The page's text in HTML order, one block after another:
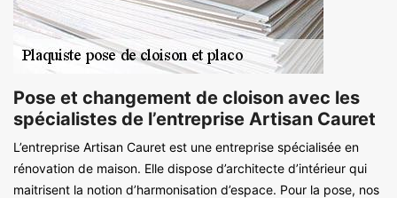
Pose et changement de cloison avec les
spécialistes de l’entreprise Artisan Cauret
L’entreprise Artisan Cauret est une entreprise spécialisée en
rénovation de maison. Elle dispose d’architecte d’intérieur qui
maitrisent la notion d’harmonisation d’espace. Pour la pose, nos